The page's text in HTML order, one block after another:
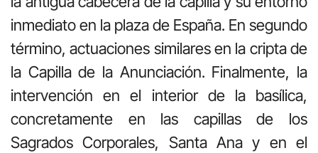
inmediato en la plaza de España. En segundo
término, actuaciones similares en la cripta de
la Capilla de la Anunciación. Finalmente, la
intervención en el interior de la basílica,
concretamente en las capillas de los
Sagrados Corporales, Santa Ana y en el